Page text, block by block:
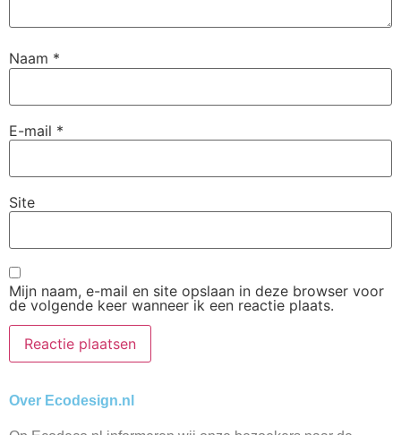
Naam *
E-mail *
Site
Mijn naam, e-mail en site opslaan in deze browser voor
de volgende keer wanneer ik een reactie plaats.
Over Ecodesign.nl